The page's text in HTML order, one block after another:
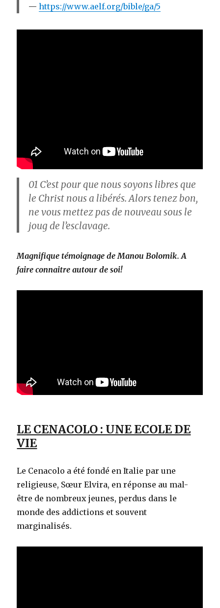
https://www.aelf.org/bible/ga/5
01 C’est pour que nous soyons libres que
le Christ nous a libérés. Alors tenez bon,
ne vous mettez pas de nouveau sous le
joug de l’esclavage.
Magnifique témoignage de Manou Bolomik. A
faire connaitre autour de soi!
LE CENACOLO : UNE ECOLE DE
VIE
Le Cenacolo a été fondé en Italie par une
religieuse, Sœur Elvira, en réponse au mal-
être de nombreux jeunes, perdus dans le
monde des addictions et souvent
marginalisés.